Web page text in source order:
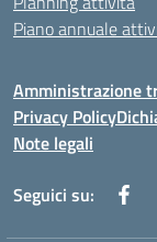
Piano annuale
Amministrazione
Privacy Policy
Note legali
Seguici su: